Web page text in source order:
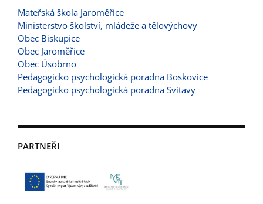
Mateřská škola Jaroměřice
Ministerstvo školství, mládeže a tělovýchovy
Obec Biskupice
Obec Jaroměřice
Obec Úsobrno
Pedagogicko psychologická poradna Boskovice
Pedagogicko psychologická poradna Svitavy
PARTNEŘI